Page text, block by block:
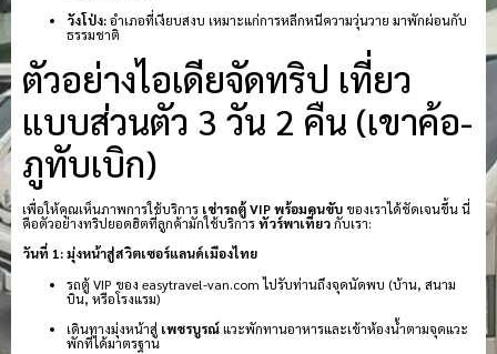
วังโป่ง:อำเภอที่เงียบสงบ เหมาะแก่การหลีกหนีความวุ่นวาย มาพักผ่อนกับ
ธรรมชาติ
ตัวอย่างไอเดียจัดทริป เที่ยว
แบบส่วนตัว 3 วัน 2 คืน (เขาค้อ-
ภูทับเบิก)
เพื่อให้คุณเห็นภาพการใช้บริการ เช่ารถตู้ VIP พร้อมคนขับ ของเราได้ชัดเจนขึ้น นี่
คือตัวอย่างทริปยอดฮิตที่ลูกค้ามักใช้บริการทัวร์พาเที่ยวกับเรา:
วันที่ 1: มุ่งหน้าสู่สวิตเซอร์แลนด์เมืองไทย
รถตู้ VIP ของ easytravel-van.com ไปรับท่านถึงจุดนัดพบ (บ้าน, สนาม
บิน, หรือโรงแรม)
เดินทางมุ่งหน้าสู่ เพชรบูรณ์แวะพักทานอาหารและเข้าห้องน้ำตามจุดแวะ
พักที่ได้มาตรฐาน